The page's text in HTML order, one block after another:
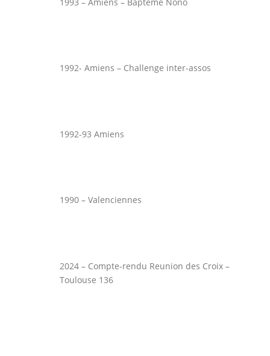
1992- Amiens – Challenge inter-assos
1992-93 Amiens
1990 – Valenciennes
2024 – Compte-rendu Reunion des Croix –
Toulouse 136